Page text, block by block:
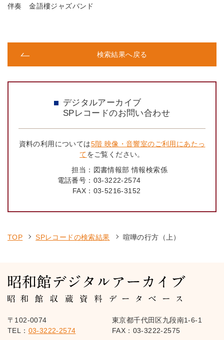
伴奏 金語樓ジャズバンド
検索結果へ戻る
デジタルアーカイブ
SPレコードのお問い合わせ
資料の利用については5階 映像・音響室のご利用にあたっ
てをご覧ください。
担当： 図書情報部 情報検索係
電話番号： 03-3222-2574
FAX： 03-5216-3152
TOP SPレコードの検索結果 喧嘩の行方（上）
〒102-0074
東京都千代田区九段南1-6-1
TEL： 03-3222-2574 FAX：03-3222-2575